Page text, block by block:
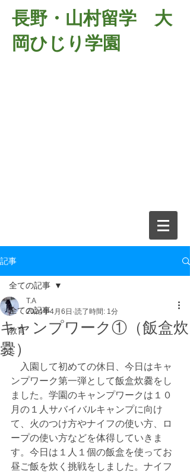
長野・山村留学 大
岡ひじり学園
記事
全ての記事
教育
全ての記事
キャンプワーク①（飯盒炊
爨）
T.A
2024年4月6日 読了時間: 1分
入園して初めての休日、今日はキャ
ンプワーク第一弾として飯盒炊爨をし
ました。学園のキャンプワークは１０
月の１人サバイバルキャンプに向け
て、火のつけ方やナイフの使い方、ロ
ープの使い方などを体得していきま
す。今日は１人１個の飯盒を使ってお
昼ご飯を炊く挑戦をしました。ナイフ